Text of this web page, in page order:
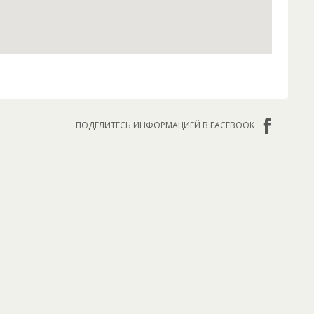
ПОДЕЛИТЕСЬ ИНФОРМАЦИЕЙ В FACEBOOK